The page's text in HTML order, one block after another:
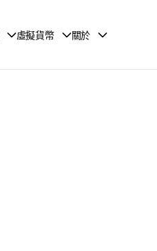
虛擬貨幣 關於